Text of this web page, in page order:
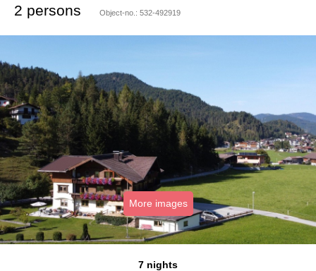
- 6215
2 persons
Object-no.: 532-492919
More images
7 nights